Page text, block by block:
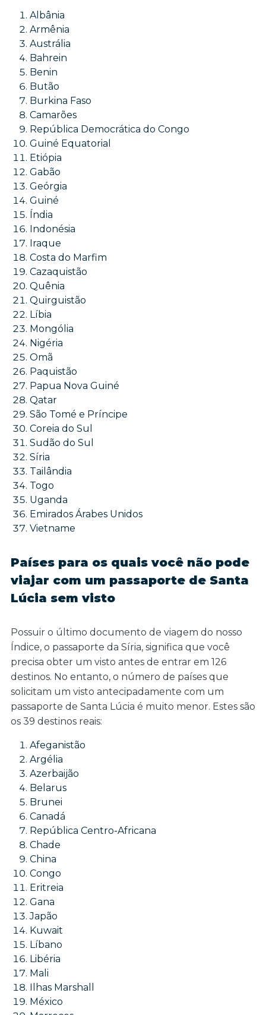
Albânia
Armênia
Austrália
Bahrein
Benin
Butão
Burkina Faso
Camarões
República Democrática do Congo
Guiné Equatorial
Etiópia
Gabão
Geórgia
Guiné
Índia
Indonésia
Iraque
Costa do Marfim
Cazaquistão
Quênia
Quirguistão
Líbia
Mongólia
Nigéria
Omã
Paquistão
Papua Nova Guiné
Qatar
São Tomé e Príncipe
Coreia do Sul
Sudão do Sul
Síria
Tailândia
Togo
Uganda
Emirados Árabes Unidos
Vietname
Países para os quais você não pode
viajar com um passaporte de Santa
Lúcia sem visto
Possuir o último documento de viagem do nosso
Índice, o passaporte da Síria, significa que você
precisa obter um visto antes de entrar em 126
destinos. No entanto, o número de países que
solicitam um visto antecipadamente com um
passaporte de Santa Lúcia é muito menor. Estes são
os 39 destinos reais:
Afeganistão
Argélia
Azerbaijão
Belarus
Brunei
Canadá
República Centro-Africana
Chade
China
Congo
Eritreia
Gana
Japão
Kuwait
Líbano
Libéria
Mali
Ilhas Marshall
México